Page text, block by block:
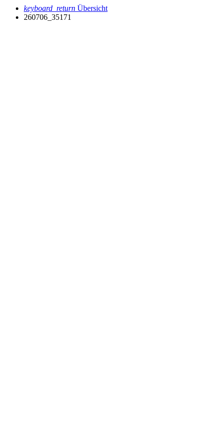
keyboard_return Übersicht
260706_35171